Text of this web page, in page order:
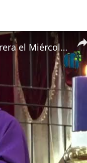
Homilía de monseñor Carlos Enrique Herrera el Miércoles de Ceniza 18 de febrero de 2026 en Guatemala